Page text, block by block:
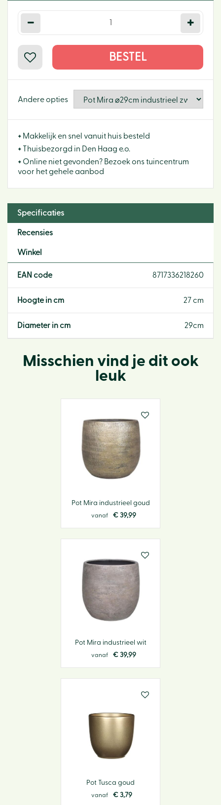
Andere opties
+ Makkelijk en snel vanuit huis besteld
+ Thuisbezorgd in Den Haag e.o.
+ Online niet gevonden? Bezoek ons tuincentrum
voor het gehele aanbod
Specificaties
Recensies
Winkel
EAN code 8717336218260
Hoogte in cm 27 cm
Diameter in cm 29cm
Misschien vind je dit ook
leuk
Pot Mira industrieel goud
vanaf € 39,99
Pot Mira industrieel wit
vanaf € 39,99
Pot Tusca goud
vanaf € 3,79